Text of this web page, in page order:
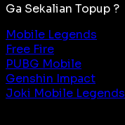
Ga Sekalian Topup ?
Mobile Legends
Free Fire
PUBG Mobile
Genshin Impact
Joki Mobile Legends